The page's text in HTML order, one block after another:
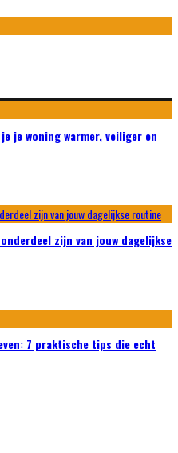
je woning warmer, veiliger en
zijn van jouw dagelijkse
7 praktische tips die echt